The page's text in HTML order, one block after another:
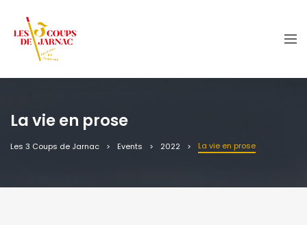
La vie en prose
Les 3 Coups de Jarnac Events 2022 La vie en prose